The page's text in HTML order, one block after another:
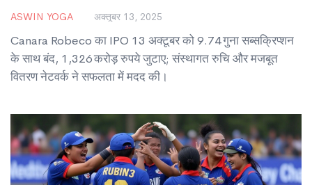
ASWIN YOGA अक्तूबर 13, 2025
Canara Robeco का IPO 13 अक्टूबर को 9.74 गुना सब्सक्रिप्शन
के साथ बंद, 1,326 करोड़ रुपये जुटाए; संस्थागत रुचि और मजबूत
वितरण नेटवर्क ने सफलता में मदद की।